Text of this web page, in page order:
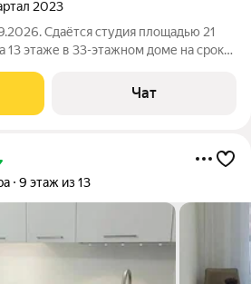
2023
Сдаётся студия площадью 21
13 этаже в 33-этажном доме на срок
Чат
9 этаж из 13